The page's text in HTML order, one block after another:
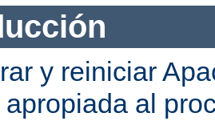
y reiniciar
apropiada al